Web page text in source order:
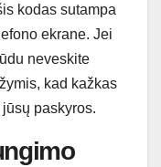
kodas sutampa
ekrane. Jei
neveskite
kad kažkas
paskyros.